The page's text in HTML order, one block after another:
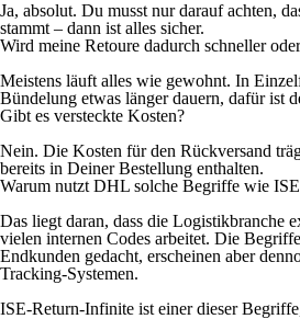
Ja, absolut. Du musst nur darauf achten,
stammt – dann ist alles sicher.
Wird meine Retoure dadurch schneller
Meistens läuft alles wie gewohnt. In
Bündelung etwas länger dauern, dafür ist
Gibt es versteckte Kosten?
Nein. Die Kosten für den Rückversand
bereits in Deiner Bestellung enthalten.
Warum nutzt DHL solche Begriffe wie
Das liegt daran, dass die Logistikbranche
vielen internen Codes arbeitet. Die
Endkunden gedacht, erscheinen aber
Tracking-Systemen.
ISE-Return-Infinite ist einer dieser